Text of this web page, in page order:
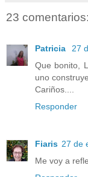
23 comentarios:
Patricia
27
Que bonito,
uno
Cariños....
Responder
Fiaris 27 de
Me voy a